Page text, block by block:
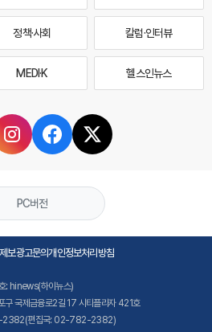
정책·사회 칼럼·인터뷰
MEDI·K 헬스인뉴스
PC버전
보광고문의개인정보처리방침
: hinews(하이뉴스)
구 국제금융로2길 17 시티플라자 421호
2382(편집국: 02-782-2382)